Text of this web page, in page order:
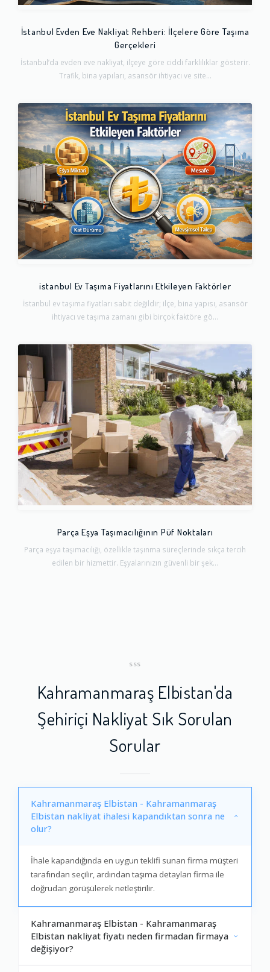
İstanbul Evden Eve Nakliyat Rehberi: İlçelere Göre Taşıma
Gerçekleri
İstanbul’da evden eve nakliyat, ilçeye göre ciddi farklılıklar gösterir.
Trafik, bina yapıları, asansör ihtiyacı ve site...
istanbul Ev Taşıma Fiyatlarını Etkileyen Faktörler
İstanbul ev taşıma fiyatları sabit değildir; ilçe, bina yapısı, asansör
ihtiyacı ve taşıma zamanı gibi birçok faktöre gö...
Parça Eşya Taşımacılığının Püf Noktaları
Parça eşya taşımacılığı, özellikle taşınma süreçlerinde sıkça tercih
edilen bir hizmettir. Eşyalarınızın güvenli bir şek...
SSS
Kahramanmaraş Elbistan'da
Şehiriçi Nakliyat Sık Sorulan
Sorular
Kahramanmaraş Elbistan - Kahramanmaraş
Elbistan nakliyat ihalesi kapandıktan sonra ne
olur?
İhale kapandığında en uygun teklifi sunan firma müşteri
tarafından seçilir, ardından taşıma detayları firma ile
doğrudan görüşülerek netleştirilir.
Kahramanmaraş Elbistan - Kahramanmaraş
Elbistan nakliyat fiyatı neden firmadan firmaya
değişiyor?